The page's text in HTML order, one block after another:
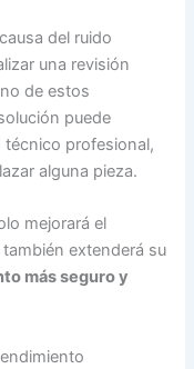
del ruido
una revisión
de estos
puede
técnico profesional,
alguna pieza.
mejorará el
extenderá su
más seguro y